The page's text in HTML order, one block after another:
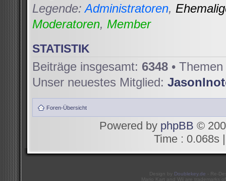
Legende:Administratoren,
Moderatoren, Member
STATISTIK
Beiträge insgesamt: 6348 •
Unser neuestes Mitglied:
Foren-Übersicht
Powered by phpBB ©
Time : 0.068s
Design by Doublekey.de - Re-
Mario Kart and Wii are trademarks